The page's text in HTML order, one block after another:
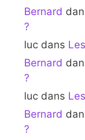
Bernard
?
luc dans
Bernard
?
luc dans
Bernard
?